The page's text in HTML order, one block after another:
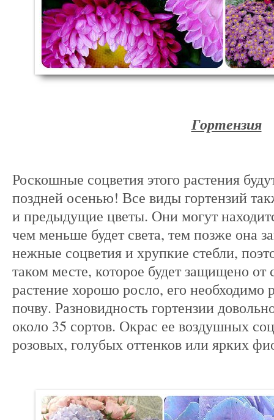
Гортензия
Роскошные соцветия этого растения
поздней осенью! Все виды гортензий
и предыдущие цветы. Они могут
чем меньше будет света, тем позже она
нежные соцветия и хрупкие стебли,
таком месте, которое будет защищено от
растение хорошо росло, его необходимо
почву. Разновидность гортензии
около 35 сортов. Окрас ее воздушных
розовых, голубых оттенков или ярких